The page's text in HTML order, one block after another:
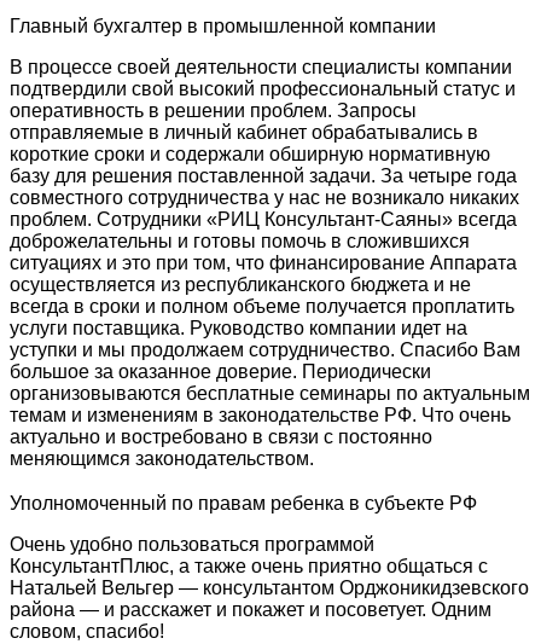
Главный бухгалтер в промышленной компании
В процессе своей деятельности специалисты компании
подтвердили свой высокий профессиональный статус и
оперативность в решении проблем. Запросы
отправляемые в личный кабинет обрабатывались в
короткие сроки и содержали обширную нормативную
базу для решения поставленной задачи. За четыре года
совместного сотрудничества у нас не возникало никаких
проблем. Сотрудники «РИЦ Консультант-Саяны» всегда
доброжелательны и готовы помочь в сложившихся
ситуациях и это при том, что финансирование Аппарата
осуществляется из республиканского бюджета и не
всегда в сроки и полном объеме получается проплатить
услуги поставщика. Руководство компании идет на
уступки и мы продолжаем сотрудничество. Спасибо Вам
большое за оказанное доверие. Периодически
организовываются бесплатные семинары по актуальным
темам и изменениям в законодательстве РФ. Что очень
актуально и востребовано в связи с постоянно
меняющимся законодательством.
Уполномоченный по правам ребенка в субъекте РФ
Очень удобно пользоваться программой
КонсультантПлюс, а также очень приятно общаться с
Натальей Вельгер — консультантом Орджоникидзевского
района — и расскажет и покажет и посоветует. Одним
словом, спасибо!